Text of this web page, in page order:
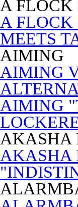
A FLOCK
A
MEETS
AIMING
AIMING
AIMING
AKASHA
AKASHA